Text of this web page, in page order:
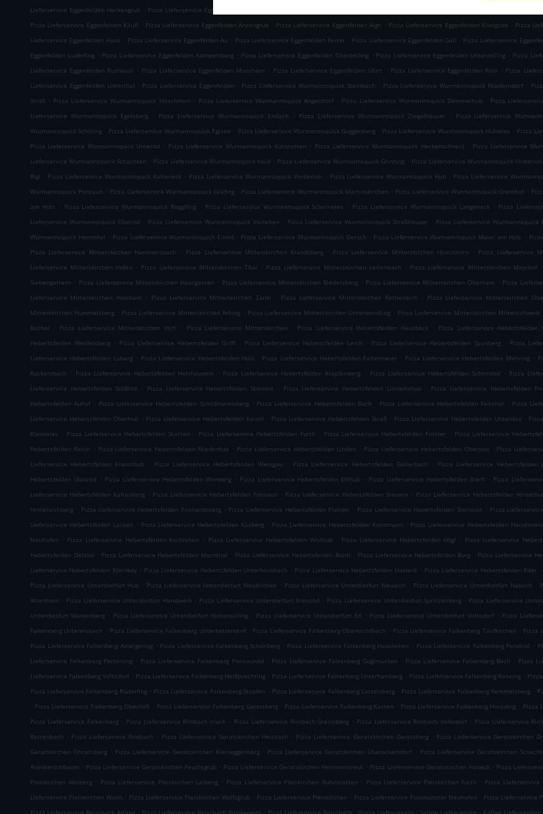
Lieferservice Eggenfelden Heckengrub . Pizza Lieferservice Eggenfelden Untermaisbach
Pizza Lieferservice Eggenfelden Käufl . Pizza Lieferservice Eggenfelden Anzengrub . Pizza Lieferservice Eggenfelden Aign . Pizza Lieferservice Eggenfelden Königsöd . Pizza
Lieferservice Eggenfelden Haus . Pizza Lieferservice Eggenfelden Au . Pizza Lieferservice Eggenfelden Reiter . Pizza Lieferservice Eggenfelden Gall . Pizza Lieferservice
Eggenfelden Luderfing . Pizza Lieferservice Eggenfelden Kampelsberg . Pizza Lieferservice Eggenfelden Oberzeiling . Pizza Lieferservice Eggenfelden Unterzeiling . Pizza
Lieferservice Eggenfelden Rushäusl
. Pizza Lieferservice Eggenfelden Moosham . Pizza Lieferservice Eggenfelden Gfürt . Pizza Lieferservice Eggenfelden Rinn . Pizza
Lieferservice Eggenfelden Unterthal . Pizza Lieferservice Eggenfelden . Pizza Lieferservice Wurmannsquick Steinbach . Pizza Lieferservice Wurmannsquick Niederndorf .
Straß . Pizza Lieferservice Wurmannsquick Hirschhorn . Pizza Lieferservice Wurmannsquick Angerstorf . Pizza Lieferservice Wurmannsquick Demmelhub . Pizza
Lieferservice Wurmannsquick Egelsberg
. Pizza Lieferservice Wurmannsquick Endach . Pizza Lieferservice Wurmannsquick Ziegelhäuser . Pizza Lieferservice
Wurmannsquick Schilling . Pizza Lieferservice Wurmannsquick Eglsee . Pizza Lieferservice Wurmannsquick Guggenberg . Pizza Lieferservice Wurmannsquick Hubwies . Pizza
Pizza Lieferservice Wurmannsquick Unteröd . Pizza Lieferservice Wurmannsquick Kühstetten . Pizza Lieferservice Wurmannsquick Heckenschneid . Pizza Lieferservice
Lieferservice Wurmannsquick Schachten . Pizza Lieferservice Wurmannsquick Haid . Pizza Lieferservice Wurmannsquick Grinzing . Pizza Lieferservice Wurmannsquick Hinterloh
Rigl . Pizza Lieferservice Wurmannsquick Kalteneck . Pizza Lieferservice Wurmannsquick Vorderloh . Pizza Lieferservice Wurmannsquick Hub . Pizza Lieferservice
Wurmannsquick Ponzaun . Pizza Lieferservice Wurmannsquick Grafing . Pizza Lieferservice Wurmannsquick Martinskirchen . Pizza Lieferservice Wurmannsquick Greinhof .
am Holz
. Pizza Lieferservice Wurmannsquick Rogglfing . Pizza Lieferservice Wurmannsquick Scherrwies . Pizza Lieferservice Wurmannsquick Langeneck . Pizza
Lieferservice Wurmannsquick Oberöd . Pizza Lieferservice Wurmannsquick Vorleiten . Pizza Lieferservice Wurmannsquick Straßhäuser . Pizza Lieferservice Wurmannsquick
Wurmannsquick Hennthal . Pizza Lieferservice Wurmannsquick Einöd . Pizza Lieferservice Wurmannsquick Dersch . Pizza Lieferservice Wurmannsquick Maier am Holz .
Pizza Lieferservice Mitterskirchen Hammersbach
. Pizza Lieferservice Mitterskirchen Krandsberg . Pizza Lieferservice Mitterskirchen Hirschhorn . Pizza Lieferservice
Lieferservice Mitterskirchen Hofau . Pizza Lieferservice Mitterskirchen Thal . Pizza Lieferservice Mitterskirchen Leitenbach . Pizza Lieferservice Mitterskirchen Mayrhof .
Siebengattern . Pizza Lieferservice Mitterskirchen Haargassen . Pizza Lieferservice Mitterskirchen Biedersberg . Pizza Lieferservice Mitterskirchen Oberham . Pizza
Lieferservice Mitterskirchen Holzham
. Pizza Lieferservice Mitterskirchen Zankl . Pizza Lieferservice Mitterskirchen Rotheneich . Pizza Lieferservice Mitterskirchen
Mitterskirchen Hummelsberg . Pizza Lieferservice Mitterskirchen Arbing . Pizza Lieferservice Mitterskirchen Unterwendling . Pizza Lieferservice Mitterskirchen Mitterschweib
Büchel
. Pizza Lieferservice Mitterskirchen Hirtl . Pizza Lieferservice Mitterskirchen . Pizza Lieferservice Hebertsfelden Hausbeck . Pizza Lieferservice Hebertsfelden
Hebertsfelden Weidelsberg . Pizza Lieferservice Hebertsfelden Griffl . Pizza Lieferservice Hebertsfelden Lerch . Pizza Lieferservice Hebertsfelden Spanberg . Pizza
Lieferservice Hebertsfelden Luberg . Pizza Lieferservice Hebertsfelden Holz . Pizza Lieferservice Hebertsfelden Faltermeier . Pizza Lieferservice Hebertsfelden Mehring .
Rackersbach
. Pizza Lieferservice Hebertsfelden Holzhäuseln . Pizza Lieferservice Hebertsfelden Krapfenberg . Pizza Lieferservice Hebertsfelden Schmidöd . Pizza
Lieferservice Hebertsfelden Stößlöd
. Pizza Lieferservice Hebertsfelden Sternöd . Pizza Lieferservice Hebertsfelden Linnertshub . Pizza Lieferservice Hebertsfelden
Hebertsfelden Auhof . Pizza Lieferservice Hebertsfelden Schildmannsberg . Pizza Lieferservice Hebertsfelden Bach . Pizza Lieferservice Hebertsfelden Feitshof . Pizza
Lieferservice Hebertsfelden Oberhub . Pizza Lieferservice Hebertsfelden Kainzl . Pizza Lieferservice Hebertsfelden Straß . Pizza Lieferservice Hebertsfelden Unterdax .
Kleinwies
. Pizza Lieferservice Hebertsfelden Starzen . Pizza Lieferservice Hebertsfelden Furth . Pizza Lieferservice Hebertsfelden Forster . Pizza Lieferservice
Hebertsfelden Ferlin . Pizza Lieferservice Hebertsfelden Niederhub . Pizza Lieferservice Hebertsfelden Linden . Pizza Lieferservice Hebertsfelden Oberdax . Pizza
Lieferservice Hebertsfelden Kranzlhub
. Pizza Lieferservice Hebertsfelden Wenigau . Pizza Lieferservice Hebertsfelden Gollerbach . Pizza Lieferservice Hebertsfelden
Hebertsfelden Glatzöd
. Pizza Lieferservice Hebertsfelden Wimberg . Pizza Lieferservice Hebertsfelden Eklhub . Pizza Lieferservice Hebertsfelden Sterfl . Pizza
Lieferservice Hebertsfelden Kaltenberg . Pizza Lieferservice Hebertsfelden Ponzaun . Pizza Lieferservice Hebertsfelden Stauern . Pizza Lieferservice Hebertsfelden
Hinteraichberg . Pizza Lieferservice Hebertsfelden Ponhardsberg . Pizza Lieferservice Hebertsfelden Platten . Pizza Lieferservice Hebertsfelden Steinsöd . Pizza
Lieferservice Hebertsfelden Lacken . Pizza Lieferservice Hebertsfelden Käsberg . Pizza Lieferservice Hebertsfelden Kollomann . Pizza Lieferservice Hebertsfelden Handlmoos
Neuhofen
. Pizza Lieferservice Hebertsfelden Kochlehen . Pizza Lieferservice Hebertsfelden Wislhub . Pizza Lieferservice Hebertsfelden Högl . Pizza Lieferservice
Hebertsfelden Delzöd . Pizza Lieferservice Hebertsfelden Mornthal . Pizza Lieferservice Hebertsfelden Roith . Pizza Lieferservice Hebertsfelden Burg . Pizza Lieferservice
Lieferservice Hebertsfelden Kleinkay . Pizza Lieferservice Hebertsfelden Unterhausbach . Pizza Lieferservice Hebertsfelden Hasleck . Pizza Lieferservice Hebertsfelden Eder .
Pizza Lieferservice Unterdietfurt Hub . Pizza Lieferservice Unterdietfurt Neukirchen . Pizza Lieferservice Unterdietfurt Neuaich . Pizza Lieferservice Unterdietfurt Habach .
Attenham . Pizza Lieferservice Unterdietfurt Handwerk . Pizza Lieferservice Unterdietfurt Kreuzöd . Pizza Lieferservice Unterdietfurt Sprinzenberg . Pizza Lieferservice
Unterdietfurt Waisenberg . Pizza Lieferservice Unterdietfurt Hintersarling . Pizza Lieferservice Unterdietfurt Ed . Pizza Lieferservice Unterdietfurt Volksdorf . Pizza
Falkenberg Untereisbach . Pizza Lieferservice Falkenberg Unterkettendorf . Pizza Lieferservice Falkenberg Obereschlbach . Pizza Lieferservice Falkenberg Taufkirchen . Pizza
Pizza Lieferservice Falkenberg Amelgering . Pizza Lieferservice Falkenberg Schönberg . Pizza Lieferservice Falkenberg Hausleiten . Pizza Lieferservice Falkenberg Pendlöd .
Lieferservice Falkenberg Perterting . Pizza Lieferservice Falkenberg Ponzaunöd . Pizza Lieferservice Falkenberg Guglmucken . Pizza Lieferservice Falkenberg Bach . Pizza
Lieferservice Falkenberg Volksdorf . Pizza Lieferservice Falkenberg Heißprechting . Pizza Lieferservice Falkenberg Unterhamberg . Pizza Lieferservice Falkenberg Ranzing .
Pizza Lieferservice Falkenberg Ruderfing . Pizza Lieferservice Falkenberg Stopfen . Pizza Lieferservice Falkenberg Latzelsberg . Pizza Lieferservice Falkenberg Remmelsberg .
. Pizza Lieferservice Falkenberg Oberhöft . Pizza Lieferservice Falkenberg Geiersberg . Pizza Lieferservice Falkenberg Kasten . Pizza Lieferservice Falkenberg Horading . Pizza
Pizza Lieferservice Falkenberg . Pizza Lieferservice Rimbach Irlach . Pizza Lieferservice Rimbach Greinsberg . Pizza Lieferservice Rimbach Volksdorf . Pizza Lieferservice
Rattenbach . Pizza Lieferservice Rimbach . Pizza Lieferservice Geratskirchen Heizbach . Pizza Lieferservice Geratskirchen Geratsberg . Pizza Lieferservice Geratskirchen
Geratskirchen Ohnatsberg . Pizza Lieferservice Geratskirchen Kleineggenberg . Pizza Lieferservice Geratskirchen Überackersdorf . Pizza Lieferservice Geratskirchen
Asenkerschbaum . Pizza Lieferservice Geratskirchen Feuchtgrub . Pizza Lieferservice Geratskirchen Hermannsreut . Pizza Lieferservice Geratskirchen Haneck . Pizza
Pleiskirchen Altsberg . Pizza Lieferservice Pleiskirchen Laibeng . Pizza Lieferservice Pleiskirchen Ruhnstetten . Pizza Lieferservice Pleiskirchen Furth . Pizza
Lieferservice Pleiskirchen Walln . Pizza Lieferservice Pleiskirchen Wolfsgrub . Pizza Lieferservice Pleiskirchen . Pizza Lieferservice Postmünster Neuhofen . Pizza Lieferservice
Pizza Lieferservice Reischach Arbing . Pizza Lieferservice Reischach Stockwimm . Pizza Lieferservice Reischach . Pasta Lieferservice . Salate Lieferservice . Kaffee Lieferservice